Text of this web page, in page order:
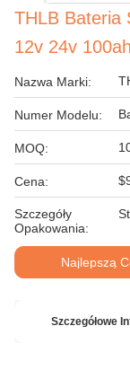
THLB Bateria
12v 24v
Nazwa Marki:
Numer Modelu:
MOQ:
Cena:
Szczegóły
Opakowania:
Najlepszą
Szczegółowe